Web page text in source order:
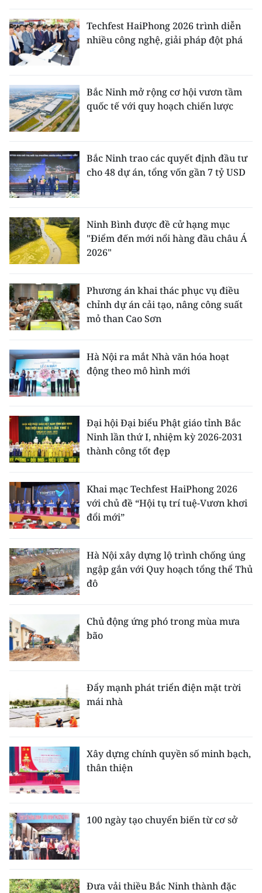
Techfest HaiPhong 2026 trình diễn
nhiều công nghệ, giải pháp đột phá
Bắc Ninh mở rộng cơ hội vươn tầm
quốc tế với quy hoạch chiến lược
Bắc Ninh trao các quyết định đầu tư
cho 48 dự án, tổng vốn gần 7 tỷ USD
Ninh Bình được đề cử hạng mục
"Điểm đến mới nổi hàng đầu châu Á
2026"
Phương án khai thác phục vụ điều
chỉnh dự án cải tạo, nâng công suất
mỏ than Cao Sơn
Hà Nội ra mắt Nhà văn hóa hoạt
động theo mô hình mới
Đại hội Đại biểu Phật giáo tỉnh Bắc
Ninh lần thứ I, nhiệm kỳ 2026-2031
thành công tốt đẹp
Khai mạc Techfest HaiPhong 2026
với chủ đề “Hội tụ trí tuệ-Vươn khơi
đổi mới”
Hà Nội xây dựng lộ trình chống úng
ngập gắn với Quy hoạch tổng thể Thủ
đô
Chủ động ứng phó trong mùa mưa
bão
Đẩy mạnh phát triển điện mặt trời
mái nhà
Xây dựng chính quyền số minh bạch,
thân thiện
100 ngày tạo chuyển biến từ cơ sở
Đưa vải thiều Bắc Ninh thành đặc